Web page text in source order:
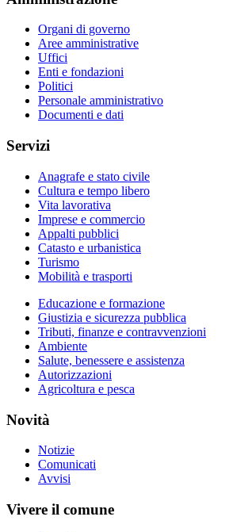
Organi di governo
Aree amministrative
Uffici
Enti e fondazioni
Politici
Personale amministrativo
Documenti e dati
Servizi
Anagrafe e stato civile
Cultura e tempo libero
Vita lavorativa
Imprese e commercio
Appalti pubblici
Catasto e urbanistica
Turismo
Mobilità e trasporti
Educazione e formazione
Giustizia e sicurezza pubblica
Tributi, finanze e contravvenzioni
Ambiente
Salute, benessere e assistenza
Autorizzazioni
Agricoltura e pesca
Novità
Notizie
Comunicati
Avvisi
Vivere il comune